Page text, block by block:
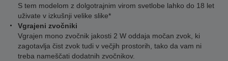
S tem modelom z dolgotrajnim virom svetlobe lahko do 18 let
uživate v izkušnji velike slike*
Vgrajeni zvočniki
Vgrajen mono zvočnik jakosti 2 W oddaja močan zvok, ki
zagotavlja čist zvok tudi v večjih prostorih, tako da vam ni
treba nameščati dodatnih zvočnikov.